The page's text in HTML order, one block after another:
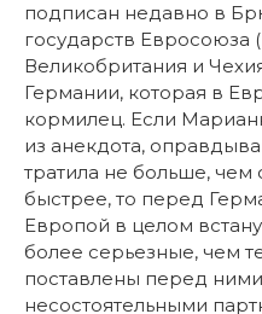
подписан недавно в
государств Евросоюза
Великобритания и
Германии, которая в
кормилец. Если
из анекдота,
тратила не больше, чем
быстрее, то перед
Европой в целом
более серьезные, чем
поставлены перед
несостоятельными